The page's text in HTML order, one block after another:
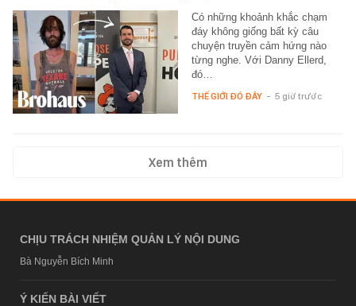
Có những khoảnh khắc chạm
đáy không giống bất kỳ câu
chuyện truyền cảm hứng nào
từng nghe. Với Danny Ellerd,
đó…
THẾ GIỚI ĐÓ ĐÂY - 5 giờ trước
Xem thêm
CHỊU TRÁCH NHIỆM QUẢN LÝ NỘI DUNG
Bà Nguyễn Bích Minh
Ý KIẾN BÀI VIẾT